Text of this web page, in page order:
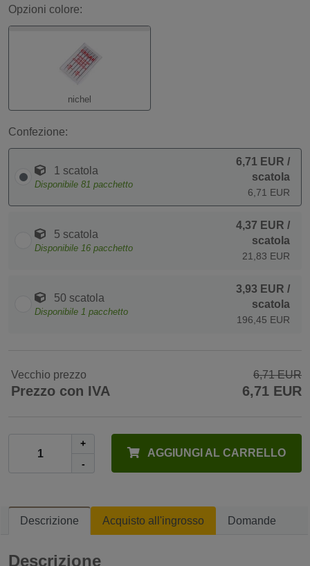
Opzioni colore:
nichel
Confezione:
1 scatola
Disponibile 81 pacchetto
6,71 EUR /
scatola
6,71 EUR
5 scatola
Disponibile 16 pacchetto
4,37 EUR /
scatola
21,83 EUR
50 scatola
Disponibile 1 pacchetto
3,93 EUR /
scatola
196,45 EUR
Vecchio prezzo 6,71 EUR
Prezzo con IVA 6,71 EUR
+
-
AGGIUNGI AL CARRELLO
Descrizione Acquisto all'ingrosso Domande
Descrizione